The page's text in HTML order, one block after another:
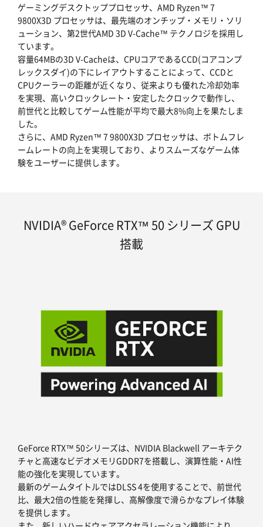
ゲーミングデスクトッププロセッサ、AMD Ryzen™ 7
9800X3D プロセッサは、最先端のオンチップ・メモリ・ソリ
ューション、第2世代AMD 3D V-Cache™ テクノロジを採用し
ています。
容量64MBの3D V-Cacheは、CPUコアであるCCD(コアコンプ
レックスダイ)の下にレイアウトすることによって、CCDと
CPUクーラーの距離が近くなり、従来よりも優れた冷却効率
を実現、高いクロックレート・安定したクロックで動作し、
前世代と比較してゲーム性能が平均で最大8%向上を果たしま
した。
さらに、AMD Ryzen™ 7 9800X3D プロセッサは、ボトムフレ
ームレートの向上を実現しており、よりスムーズなゲーム体
験をユーザーに提供します。
NVIDIA® GeForce RTX™ 50 シリーズ GPU
搭載
GeForce RTX™ 50シリーズは、NVIDIA Blackwell アーキテク
チャと高速なビデオメモリGDDR7を搭載し、演算性能・AI性
能の強化を実現しています。
最新のゲームタイトルではDLSS 4を使用することで、前世代
比、最大2倍の性能を発揮し、高解像度で滑らかなプレイ体験
を提供します。